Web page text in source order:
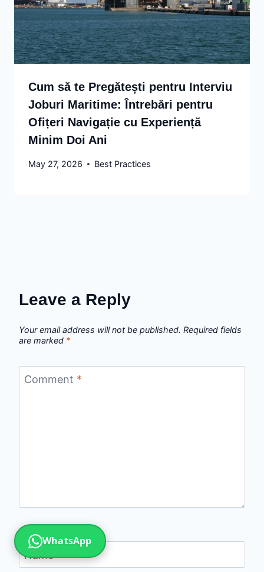
Cum să te Pregătești pentru Interviu
Joburi Maritime: Întrebări pentru
Ofițeri Navigație cu Experiență
Minim Doi Ani
May 27, 2026 Best Practices
Leave a Reply
Your email address will not be published. Required fields
are marked *
Comment *
Name*
WhatsApp